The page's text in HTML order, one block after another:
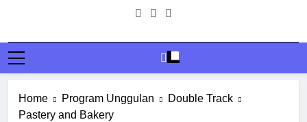
Home Program Unggulan
Double Track
Pastery and Bakery